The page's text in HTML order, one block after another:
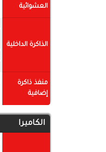
العشوائية
الذاكرة الداخلية
منفذ ذاكرة
إضافية
الكاميرا